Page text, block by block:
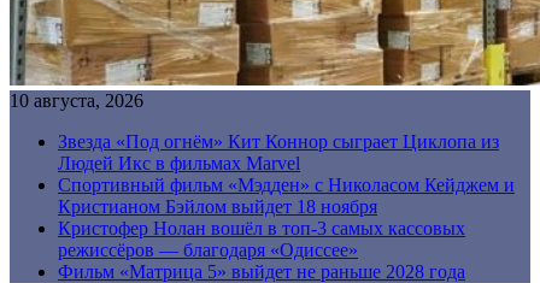
10 августа, 2026
Звезда «Под огнём» Кит Коннор сыграет Циклопа из
Людей Икс в фильмах Marvel
Спортивный фильм «Мэдден» с Николасом Кейджем и
Кристианом Бэйлом выйдет 18 ноября
Кристофер Нолан вошёл в топ-3 самых кассовых
режиссёров — благодаря «Одиссее»
Фильм «Матрица 5» выйдет не раньше 2028 года